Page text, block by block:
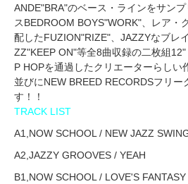
ANDE"BRA"のベース・ラインをサン
スBEDROOM BOYS"WORK"、レア・
配したFUZION"RIZE"、JAZZYなブレ
ZZ"KEEP ON"等全8曲収録の二枚組
P HOPを通過したクリエーターらしい
並びにNEW BREED RECORDSフリ
す！！
TRACK LIST
A1,NOW SCHOOL / NEW JAZZ
A2,JAZZY GROOVES / YEAH
B1,NOW SCHOOL / LOVE'S FANTASY